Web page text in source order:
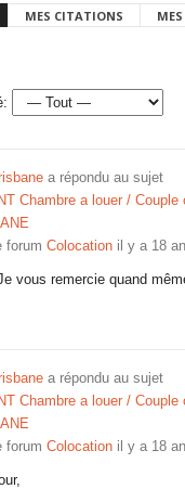
MES CITATIONS
a répondu au sujet
Chambre a louer / Couple
forum Colocation il y a 18
vous remercie quand
a répondu au sujet
Chambre a louer / Couple
forum Colocation il y a 18